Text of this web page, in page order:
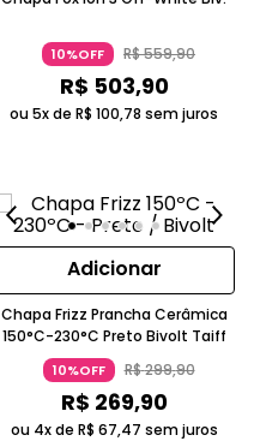
10%OFF R$559,90
R$ 503,90
ou 5x de R$ 100,78 sem juros
Adicionar
Chapa Frizz Prancha Cerâmica
150°C-230°C Preto Bivolt Taiff
10%OFF R$299,90
R$ 269,90
ou 4x de R$ 67,47 sem juros